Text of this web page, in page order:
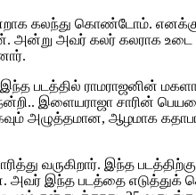
கலந்து கொண்டோம். எனக்கு
அன்று அவர் கலர்
படத்தில் ராமராஜனின்
இளையராஜா சாரின்
அழுத்தமான, ஆழமாக
வருகிறார். இந்த
அவர் இந்த படத்தை எடுத்துக்